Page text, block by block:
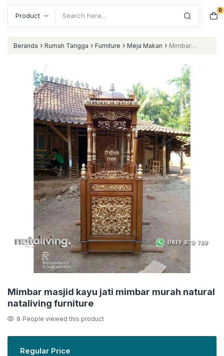
0
Beranda › Rumah Tangga › Furniture › Meja Makan › Mimbar
Mimbar masjid kayu jati mimbar murah natural
nataliving furniture
8 People viewed this product
Regular Price